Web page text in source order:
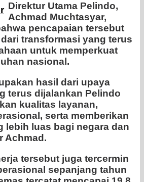
Direktur Utama Pelindo,
Achmad Muchtasyar,
pencapaian tersebut
transformasi yang terus
untuk memperkuat
nasional.
hasil dari upaya
terus dijalankan Pelindo
kualitas layanan,
serta memberikan
lebih luas bagi negara dan
Achmad.
tersebut juga tercermin
sepanjang tahun